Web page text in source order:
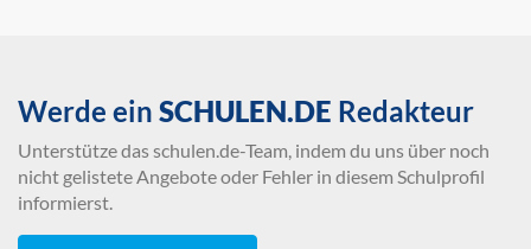
Werde ein SCHULEN.DE Redakteur
Unterstütze das schulen.de-Team, indem du uns über noch
nicht gelistete Angebote oder Fehler in diesem Schulprofil
informierst.